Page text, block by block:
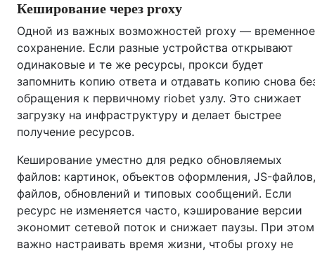
Кеширование через proxy
Одной из важных возможностей proxy — временное
сохранение. Если разные устройства открывают
одинаковые и те же ресурсы, прокси будет
запомнить копию ответа и отдавать копию снова
обращения к первичному riobet узлу. Это снижает
загрузку на инфраструктуру и делает быстрее
получение ресурсов.
Кеширование уместно для редко обновляемых
файлов: картинок, объектов оформления, JS-файлов,
файлов, обновлений и типовых сообщений. Если
ресурс не изменяется часто, кэширование версии
экономит сетевой поток и снижает паузы. При этом
важно настраивать время жизни, чтобы proxy не